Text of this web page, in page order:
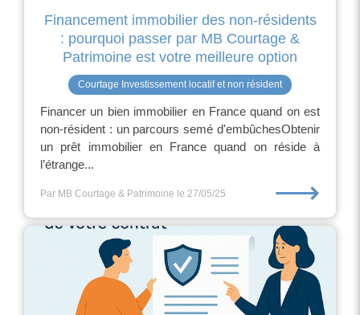
Financement immobilier des non-résidents
: pourquoi passer par MB Courtage &
Patrimoine est votre meilleure option
Courtage Investissement locatif et non résident
Financer un bien immobilier en France quand on est
non-résident : un parcours semé d'embûchesObtenir
un prêt immobilier en France quand on réside à
l’étrange...
Par MB Courtage & Patrimoine le 27/05/25 ⟶